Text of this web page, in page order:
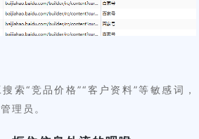
搜索“竞品价格”“客户资料”等敏感词，
理员。